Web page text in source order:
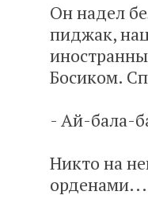
Он надел
пиджак,
Босиком.
- Ай-бала-
Никто на